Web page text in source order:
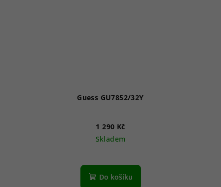
Guess GU7852/32Y
1 290 Kč
Skladem
Do košíku